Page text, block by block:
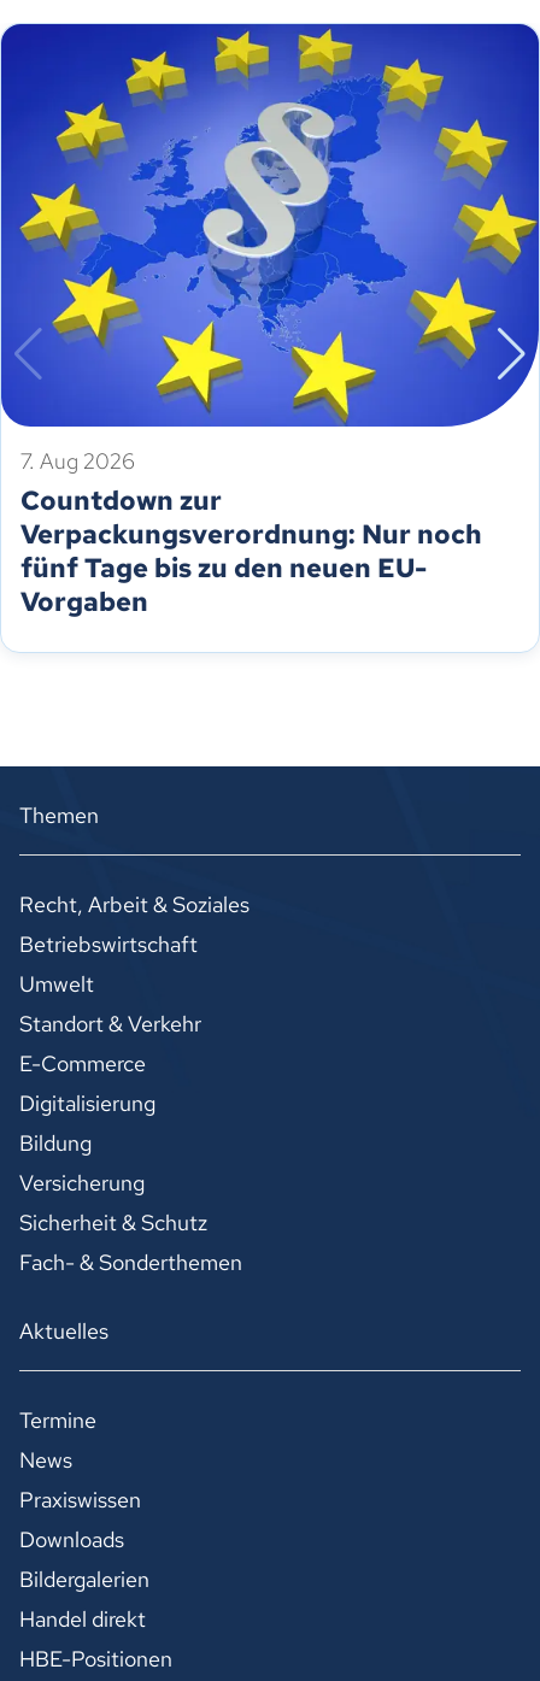
7. Aug 2026
Countdown zur
Verpackungsverordnung: Nur noch
fünf Tage bis zu den neuen EU-
Vorgaben
Themen
Recht, Arbeit & Soziales
Betriebswirtschaft
Umwelt
Standort & Verkehr
E-Commerce
Digitalisierung
Bildung
Versicherung
Sicherheit & Schutz
Fach- & Sonderthemen
Aktuelles
Termine
News
Praxiswissen
Downloads
Bildergalerien
Handel direkt
HBE-Positionen